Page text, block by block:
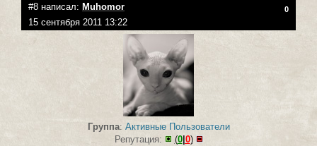
#8 написал: Muhomor 0
15 сентября 2011 13:22
Группа: Активные Пользователи
Репутация:
(0| 0)